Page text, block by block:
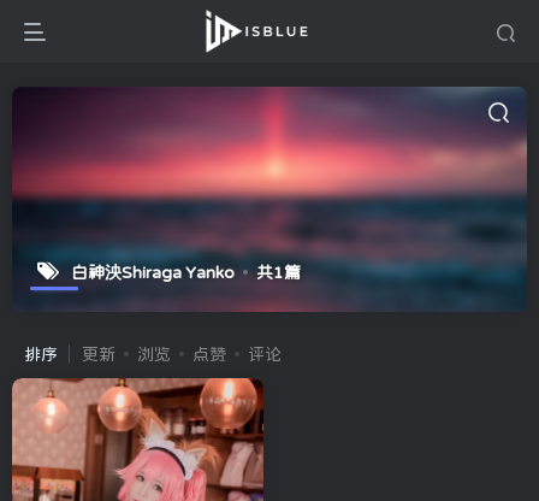
白神泱Shiraga Yanko 共1篇
排序 更新 浏览 点赞 评论